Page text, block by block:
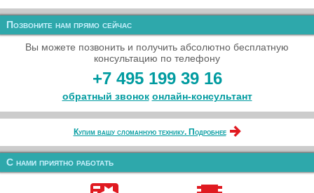
Позвоните нам прямо сейчас
Вы можете позвонить и получить абсолютно бесплатную
консультацию по телефону
+7 495 199 39 16
обратный звонок онлайн‑консультант
Купим вашу сломанную технику. Подробнее
С нами приятно работать